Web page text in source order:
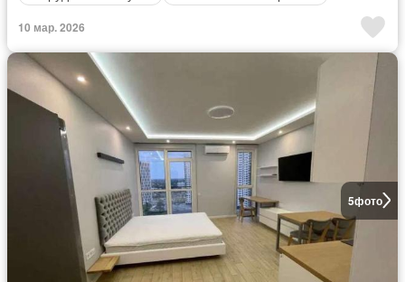
10 мар. 2026
5фото